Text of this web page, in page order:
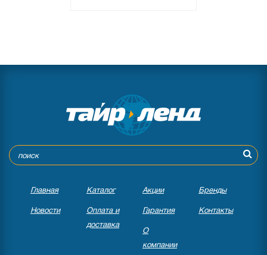
0 отзывов
Главная Каталог Акции Бренды
Новости
Оплата и
доставка
Гарантия Контакты
О
компании